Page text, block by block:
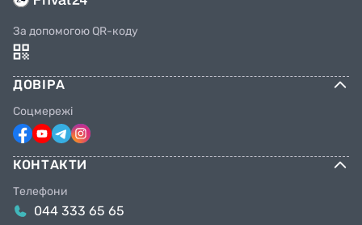
За допомогою QR-коду
ДОВІРА
Соцмережі
КОНТАКТИ
Телефони
044 333 65 65